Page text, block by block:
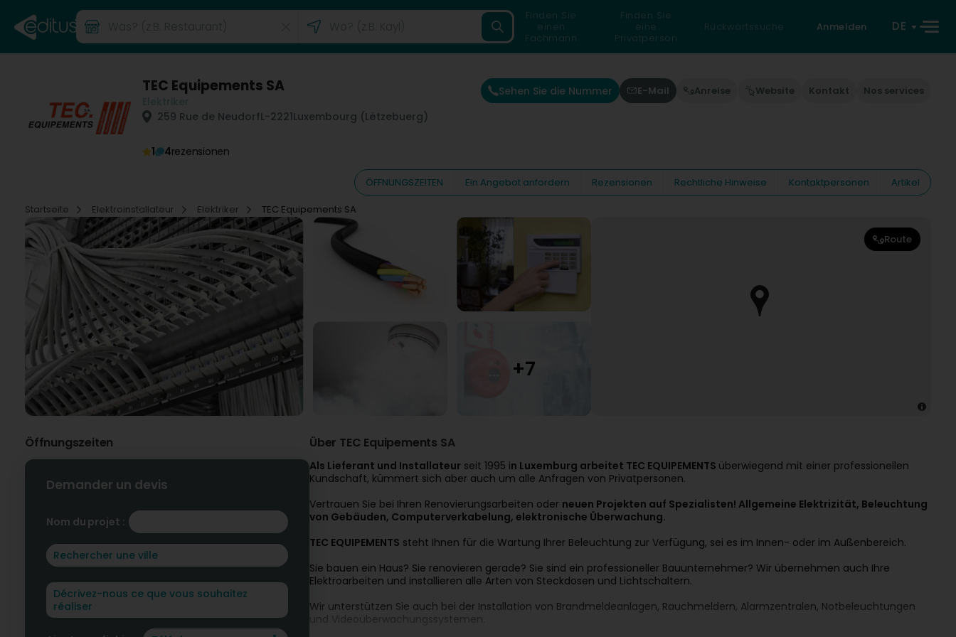
Finden Sie
einen
Fachmann
Finden Sie
eine
Privatperson
Rückwärtssuche Anmelden DE
TEC Equipements SA
259 Rue de NeudorfL-2221Luxembourg (Lëtzebuerg)
1 4rezensionen
Sehen Sie die Nummer E-Mail Anreise Website Kontakt Nos services
ÖFFNUNGSZEITEN Ein Angebot anfordern Rezensionen Rechtliche Hinweise Kontaktpersonen
Artikel
Startseite
Elektroinstallateur Elektriker TEC Equipements SA
Route
Öffnungszeiten
Demander un devis
Nom du projet :
Über TEC Equipements SA
Als Lieferant und Installateur seit 1995 in Luxemburg arbeitet TEC EQUIPEMENTS überwiegend mit einer professionellen
Kundschaft, kümmert sich aber auch um alle Anfragen von Privatpersonen.
Vertrauen Sie bei Ihren Renovierungsarbeiten oder neuen Projekten auf Spezialisten! Allgemeine Elektrizität, Beleuchtung
von Gebäuden, Computerverkabelung, elektronische Überwachung.
TEC EQUIPEMENTS steht Ihnen für die Wartung Ihrer Beleuchtung zur Verfügung, sei es im Innen- oder im Außenbereich.
Sie bauen ein Haus? Sie renovieren gerade? Sie sind ein professioneller Bauunternehmer? Wir übernehmen auch Ihre
Elektroarbeiten und installieren alle Arten von Steckdosen und Lichtschaltern.
Wir unterstützen Sie auch bei der Installation von Brandmeldeanlagen, Rauchmeldern, Alarmzentralen, Notbeleuchtungen
und Videoüberwachungssystemen.